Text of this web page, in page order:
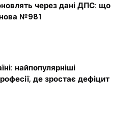
через дані ДПС: що
№981
найпопулярніші
де зростає дефіцит